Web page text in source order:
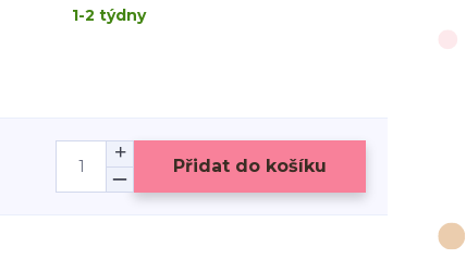
1-2 týdny
Přidat do košíku